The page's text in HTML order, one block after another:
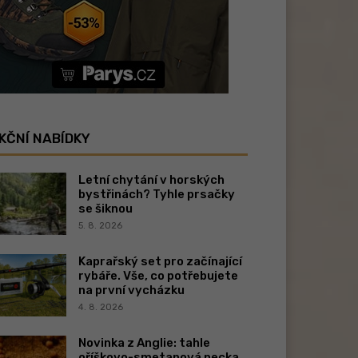
NABÍDKY
Letní chytání v horských
bystřinách? Tyhle prsačky
se šiknou
5. 8. 2026
Kaprařský set pro začínající
rybáře. Vše, co potřebujete
na první vycházku
4. 8. 2026
Novinka z Anglie: tahle